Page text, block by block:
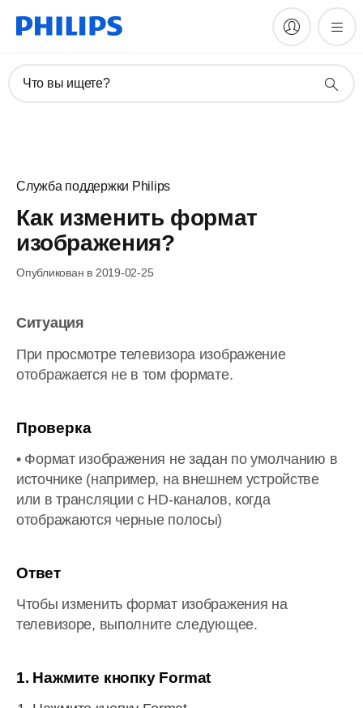
Что вы ищете?
Служба поддержки Philips
Как изменить формат
изображения?
Опубликован в 2019-02-25
Ситуация
При просмотре телевизора изображение
отображается не в том формате.
Проверка
• Формат изображения не задан по умолчанию в
источнике (например, на внешнем устройстве
или в трансляции с HD-каналов, когда
отображаются черные полосы)
Ответ
Чтобы изменить формат изображения на
телевизоре, выполните следующее.
1. Нажмите кнопку Format